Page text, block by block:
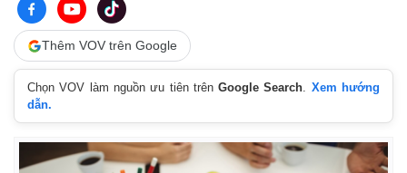
Thêm VOV trên Google
Chọn VOV làm nguồn ưu tiên trênGoogle Search. Xem hướng
dẫn.